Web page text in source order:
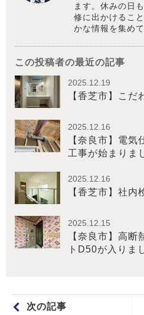
ます。休みの日
修に出かけるこ
かな情報を集めて
この投稿者の最近の記事
2025.12.19
【香芝市】こだ
2025.12.16
【奈良市】電気
工事が始まりま
2025.12.16
【香芝市】社内
2025.12.15
【奈良市】高
トD50が入りま
次の記事